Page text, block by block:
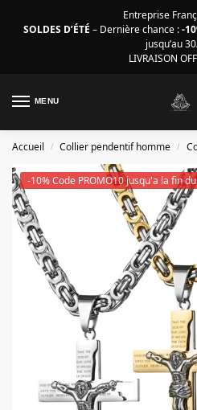
Entreprise
SOLDES D’ÉTÉ – Dernière chance :-
jusqu’au
LIVRAISON
MENU
Accueil / Collier pendentif homme /
-10% Code PROMO10 jusqu'a la fin